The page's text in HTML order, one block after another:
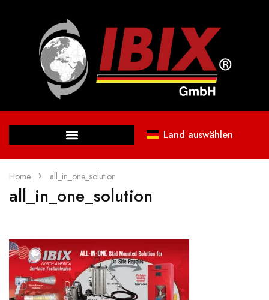
Land auswählen
Home all_in_one_solution
all_in_one_solution